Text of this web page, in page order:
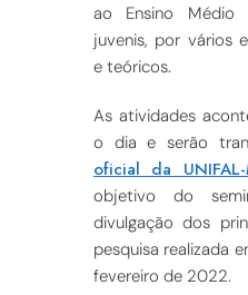
ao Ensino Médio
juvenis, por vários
e teóricos.
As atividades
o dia e serão
oficial da
objetivo do
divulgação dos
pesquisa realizada
fevereiro de 2022.